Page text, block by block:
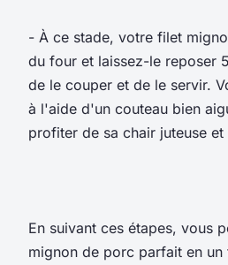
- À ce stade, votre filet
du four et laissez-le reposer
de le couper et de le servir.
à l'aide d'un couteau bien
profiter de sa chair juteuse et
En suivant ces étapes, vous
mignon de porc parfait en